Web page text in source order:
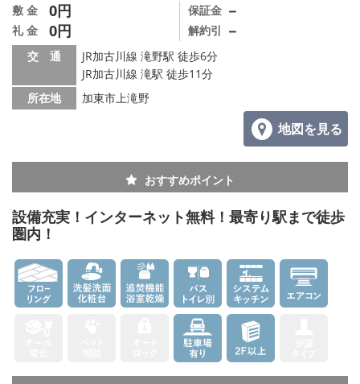
敷 金 0円
礼 金 0円
保証金 －
解約引 －
交 通
JR加古川線 滝野駅 徒歩6分
JR加古川線 滝駅 徒歩11分
所在地
加東市上滝野
地図を見る
おすすめポイント
設備充実！インターネット無料！最寄り駅まで徒歩
圏内！